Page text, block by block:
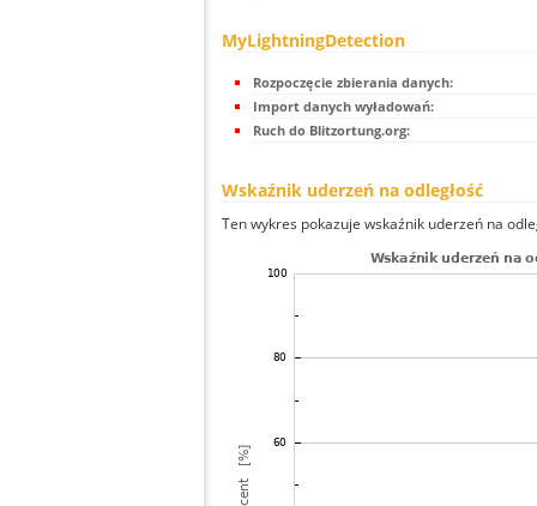
MyLightningDetection
Rozpoczęcie zbierania danych:
Import danych wyładowań:
Ruch do Blitzortung.org:
Wskaźnik uderzeń na odległość
Ten wykres pokazuje wskaźnik uderzeń na